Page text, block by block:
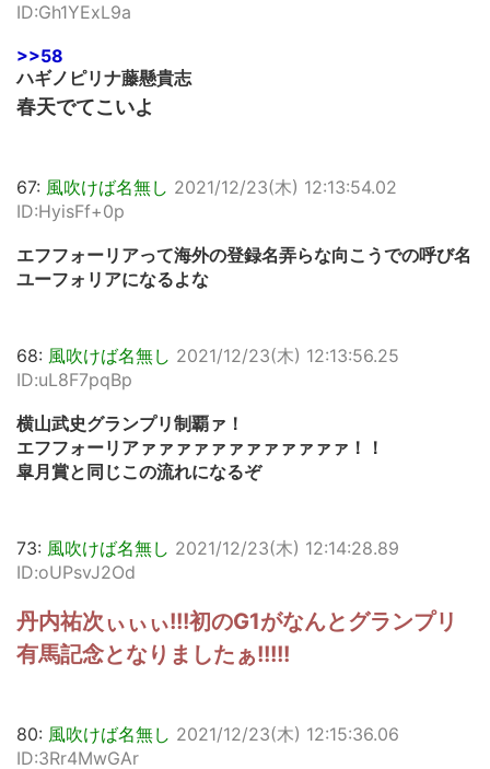
ID:Gh1YExL9a
>>58
ハギノピリナ藤懸貴志
春天でてこいよ
67: 風吹けば名無し 2021/12/23(木) 12:13:54.02
ID:HyisFf+0p
エフフォーリアって海外の登録名弄らな向こうでの呼び名
ユーフォリアになるよな
68: 風吹けば名無し 2021/12/23(木) 12:13:56.25
ID:uL8F7pqBp
横山武史グランプリ制覇ァ！
エフフォーリアァァァァァァァァァァァァ！！
皐月賞と同じこの流れになるぞ
73: 風吹けば名無し 2021/12/23(木) 12:14:28.89
ID:oUPsvJ2Od
丹内祐次ぃぃぃ!!!初のG1がなんとグランプリ
有馬記念となりましたぁ!!!!!
80: 風吹けば名無し 2021/12/23(木) 12:15:36.06
ID:3Rr4MwGAr